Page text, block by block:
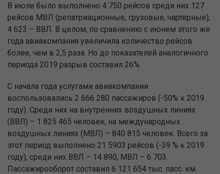
В июле было выполнено 4 750 рейсов среди них 127
рейсов МВЛ (репатриационные, грузовые, чартерные),
4 623 – ВВЛ. В целом, по сравнению с июнем этого же
года авиакомпания увеличила количество рейсов
более, чем в 2,5 раза. Но до показателей аналогичного
периода 2019 разрыв составил 26%.
С начала года услугами авиакомпании
воспользовались 2 666 280 пассажиров (-50% к 2019
году). Среди них на внутренних воздушных линиях
(ВВЛ) – 1 825 465 человек, на международных
воздушных линиях (МВЛ) – 840 815 человек. Всего за
этот период выполнено 21 5903 рейсов (-39 % к 2019
году), среди них ВВЛ – 14 890, МВЛ – 6 703.
Пассажирооборот составил 6 121 654 тыс. пасс. км.